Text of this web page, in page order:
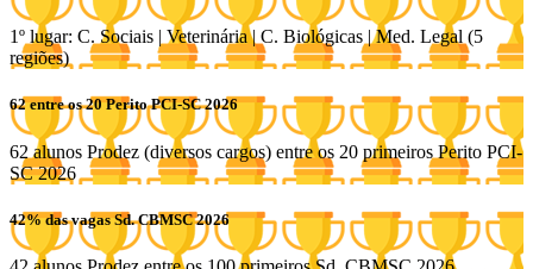
1º lugar: C. Sociais | Veterinária | C. Biológicas | Med. Legal (5
regiões)
62 entre os 20 Perito PCI-SC 2026
62 alunos Prodez (diversos cargos) entre os 20 primeiros Perito PCI-
SC 2026
42% das vagas Sd. CBMSC 2026